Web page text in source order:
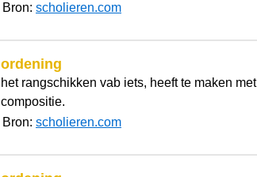
Bron: scholieren.com
ordening
het rangschikken vab iets, heeft te maken met
compositie.
Bron: scholieren.com